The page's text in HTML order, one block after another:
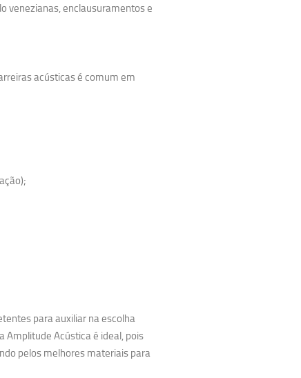
venezianas, enclausuramentos e
acústicas é comum em
para auxiliar na escolha
Amplitude Acústica é ideal, pois
pelos melhores materiais para